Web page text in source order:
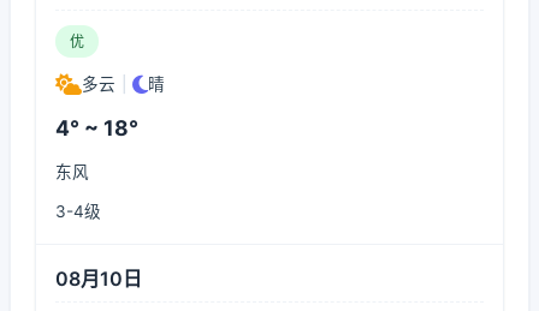
优
多云 晴
4° ~ 18°
东风
3-4级
08月10日